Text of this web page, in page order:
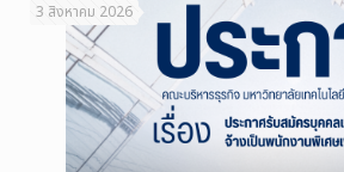
3 สิงหาคม 2026